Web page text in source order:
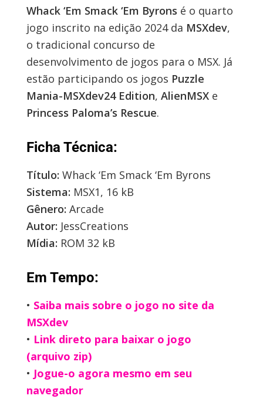
Whack ‘Em Smack ‘Em Byrons é o quarto
jogo inscrito na edição 2024 da MSXdev,
o tradicional concurso de
desenvolvimento de jogos para o MSX. Já
estão participando os jogos Puzzle
Mania-MSXdev24 Edition, AlienMSXe
Princess Paloma’s Rescue.
Ficha Técnica:
Título: Whack ‘Em Smack ‘Em Byrons
Sistema: MSX1, 16 kB
Gênero: Arcade
Autor: JessCreations
Mídia: ROM 32 kB
Em Tempo:
• Saiba mais sobre o jogo no site da
MSXdev
• Link direto para baixar o jogo
(arquivo zip)
• Jogue-o agora mesmo em seu
navegador